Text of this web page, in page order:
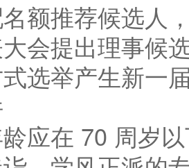
额推荐候选人
会提出理事候
选举产生新一
应在 70 周岁